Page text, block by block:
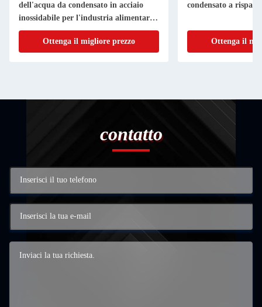
dell'acqua da condensato in acciaio
inossidabile per l'industria alimentare e
delle bevande
Ottenga il migliore prezzo
condensato a
Ottenga il
contatto